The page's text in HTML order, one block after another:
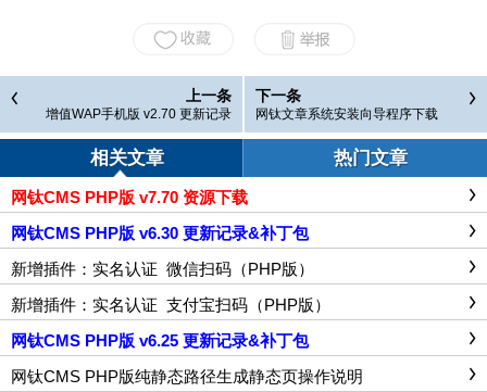
上一条
增值WAP手机版 v2.70 更新记录
下一条
网钛文章系统安装向导程序下载
相关文章 热门文章
网钛CMS PHP版 v7.70 资源下载
网钛CMS PHP版 v6.30 更新记录&补丁包
新增插件：实名认证_微信扫码（PHP版）
新增插件：实名认证_支付宝扫码（PHP版）
网钛CMS PHP版 v6.25 更新记录&补丁包
网钛CMS PHP版纯静态路径生成静态页操作说明